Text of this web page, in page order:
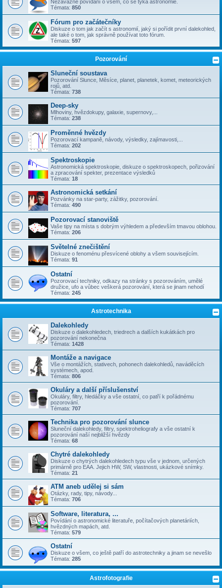
Nezávazné povídání o všem, co se týka astronomie.
Témata: 850
Fórum pro začátečníky
Diskuze o tom jak začít s astronomií, jaký si pořídit první dalekohled,
ale také o tom, jak správně používat toto fórum.
Témata: 597
Pozorování
Sluneční soustava
Pozorování Slunce, Měsíce, planet, planetek, komet, meteorických
rojů, atd.
Témata: 738
Deep-sky
Mlhoviny, hvězdokupy, galaxie, supernovy,...
Témata: 238
Proměnné hvězdy
Pozorovací kampaně, návody, výsledky, zajímavosti,...
Témata: 202
Spektroskopie
Astronomická spektroskopie, diskuze o spektroskopech, pořizování
a zpracování spekter, prezentace výsledků
Témata: 18
Astronomická setkání
Pozvánky na star-party, zážitky, pozorování.
Témata: 490
Pozorovací stanoviště
Vaše tipy na místa s dobrým výhledem a především tmavou oblohou.
Témata: 206
Světelné znečištění
Diskuze o fenoménu přesvícené oblohy a všem souvisejícím.
Témata: 91
Ostatní
Pozorovací techniky, odkazy na stránky s pozorováním, umělé
družice, ufo a vůbec veškerá pozorování, která se jinam nehodí
Témata: 245
Astrotechnika
Dalekohledy
Diskuze o dalekohledech, triedrech a dalších kukátkách pro
pozorování nekonečna
Témata: 1428
Montáže a navigace
Vše o montážích, stativech, pohonech dalekohledů, naváděcích
systémech, apod.
Témata: 806
Okuláry a další příslušenství
Okuláry, filtry, hledáčky a vše ostatní, co patří k pořádnému
pozorování.
Témata: 707
Technika pro pozorování slunce
Sluneční dalekohledy, filtry, spektroheliografy a vše ostatní k
pozorování naší nejbližší hvězdy
Témata: 68
Chytré dalekohledy
Diskuze o chytrých dalekohledech typu vše v jednom, určených
primárně pro EAA. Jejich HW, SW, vlastnosti, ukázkové snímky.
Témata: 21
ATM aneb udělej si sám
Otázky, rady, tipy, návody...
Témata: 706
Software, literatura, ...
Povídání o astronomické literatuře, počítačových planetáriích,
hvězdných mapách, atd.
Témata: 579
Ostatní
Diskuze o všem, co ještě patří do astrotechniky a jinam se nevešlo
Témata: 285
Astrofotografie